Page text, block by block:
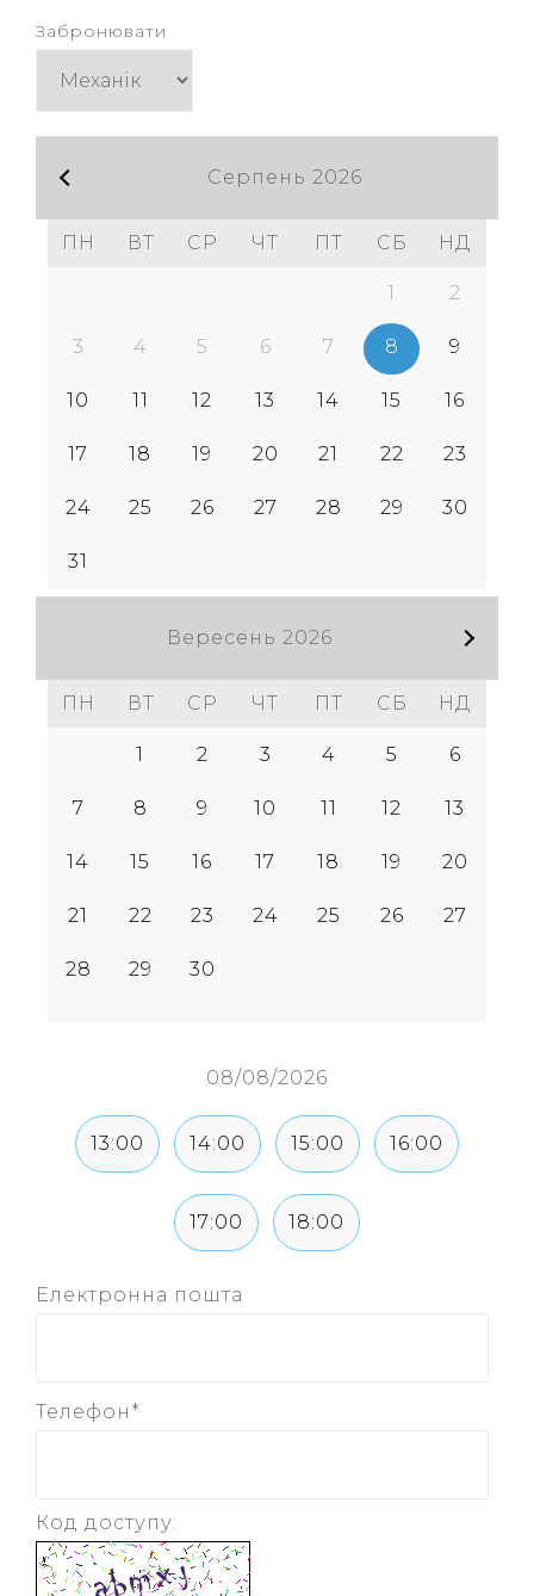
Серпень 2026
ПН ВТ СР ЧТ ПТ СБ НД
1 2
3 4 5 6 7 8 9
10 11 12 13 14 15 16
17 18 19 20 21 22 23
24 25 26 27 28 29 30
31
Вересень 2026
ПН ВТ СР ЧТ ПТ СБ НД
1 2 3 4 5 6
7 8 9 10 11 12 13
14 15 16 17 18 19 20
21 22 23 24 25 26 27
28 29 30
08/08/2026
13:00 14:00 15:00 16:00
17:00 18:00
Електронна пошта
Телефон *
Код доступу: